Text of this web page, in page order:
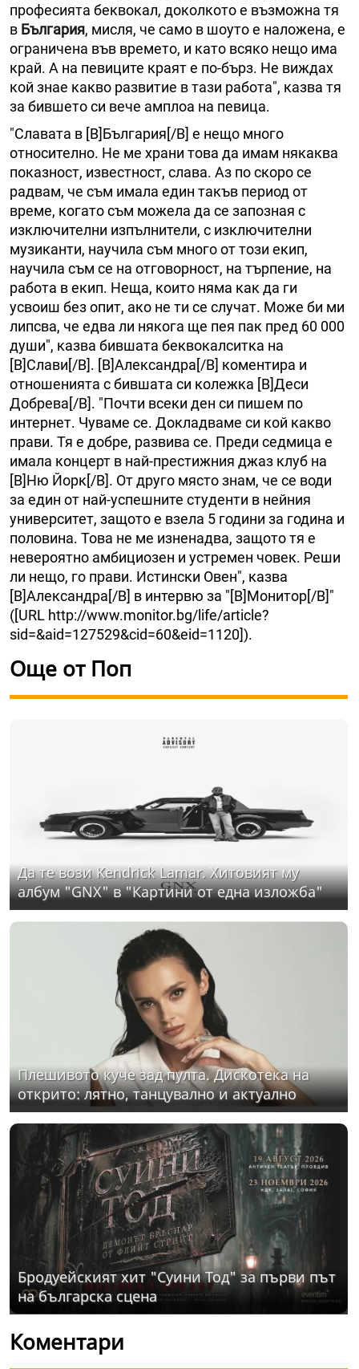
професията беквокал, доколкото е възможна тя
в България, мисля, че само в шоуто е наложена, е
ограничена във времето, и като всяко нещо има
край. А на певиците краят е по-бърз. Не виждах
кой знае какво развитие в тази работа", казва тя
за бившето си вече амплоа на певица.
"Славата в [B]България[/B] е нещо много
относително. Не ме храни това да имам някаква
показност, известност, слава. Аз по скоро се
радвам, че съм имала един такъв период от
време, когато съм можела да се запозная с
изключителни изпълнители, с изключителни
музиканти, научила съм много от този екип,
научила съм се на отговорност, на търпение, на
работа в екип. Неща, които няма как да ги
усвоиш без опит, ако не ти се случат. Може би ми
липсва, че едва ли някога ще пея пак пред 60 000
души", казва бившата беквокалситка на
[B]Слави[/B]. [B]Александра[/B] коментира и
отношенията с бившата си колежка [B]Деси
Добрева[/B]. "Почти всеки ден си пишем по
интернет. Чуваме се. Докладваме си кой какво
прави. Тя е добре, развива се. Преди седмица е
имала концерт в най-престижния джаз клуб на
[B]Ню Йорк[/B]. От друго място знам, че се води
за един от най-успешните студенти в нейния
университет, защото е взела 5 години за година и
половина. Това не ме изненадва, защото тя е
невероятно амбициозен и устремен човек. Реши
ли нещо, го прави. Истински Овен", казва
[B]Александра[/B] в интервю за "[B]Монитор[/B]"
([URL http://www.monitor.bg/life/article?
sid=&aid=127529&cid=60&eid=1120]).
Още от Поп
Да те вози Kendrick Lamar. Хитовият му
албум "GNX" в "Картини от една изложба"
Плешивото куче зад пулта. Дискотека на
открито: лятно, танцувално и актуално
Бродуейският хит "Суини Тод" за първи път
на българска сцена
Коментари